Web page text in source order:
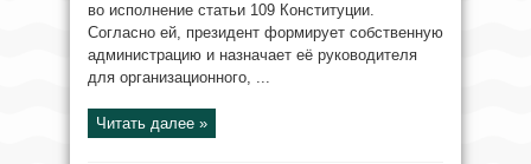
во исполнение статьи 109 Конституции.
Согласно ей, президент формирует собственную
администрацию и назначает её руководителя
для организационного, ...
Читать далее »